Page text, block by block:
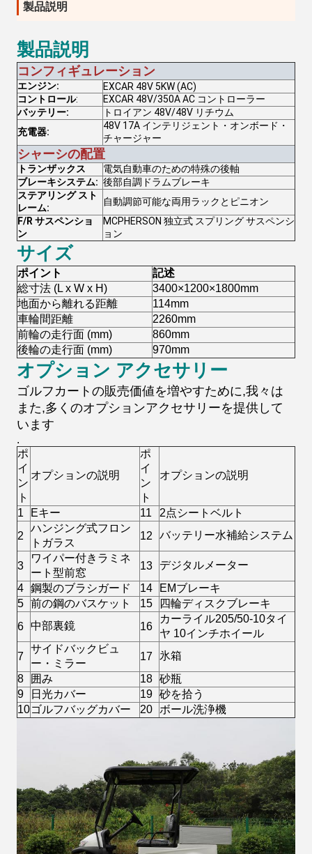
製品説明
製品説明
コンフィギュレーション
エンジン:
EXCAR 48V 5KW (AC)
コントロール:
EXCAR 48V/350A AC コントローラー
バッテリー:
トロイアン 48V/48V リチウム
充電器:
48V 17A インテリジェント・オンボード・
チャージャー
シャーシの配置
トランザックス
電気自動車のための特殊の後軸
ブレーキシステム: 後部自調ドラムブレーキ
ステアリング スト
レーム:
自動調節可能な両用ラックとピニオン
F/R サスペンショ
ン
MCPHERSON 独立式 スプリング サスペンシ
ョン
サイズ
ポイント
記述
総寸法 (L x W x H)
3400×1200×1800mm
地面から離れる距離
114mm
車輪間距離
2260mm
前輪の走行面 (mm)
860mm
後輪の走行面 (mm)
970mm
オプション アクセサリー
ゴルフカートの販売価値を増やすために,我々は
また,多くのオプションアクセサリーを提供して
います
.
ポ
イ
ン
ト
オプションの説明
ポ
イ
ン
ト
オプションの説明
1 Eキー 11
2点シートベルト
2
ハンジング式フロン
トガラス
12 バッテリー水補給システム
3
ワイパー付きラミネ
ート型前窓
13
デジタルメーター
4 鋼製のブラシガード 14
EMブレーキ
5 前の鋼のバスケット 15
四輪ディスクブレーキ
6 中部裏鏡 16
カーライル205/50-10タイ
ヤ 10インチホイール
7
サイドバックビュ
ー・ミラー
17
氷箱
8
囲み 18 砂瓶
9
日光カバー 19 砂を拾う
10ゴルフバッグカバー 20 ボール洗浄機